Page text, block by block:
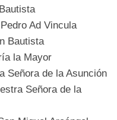
Ad Vincula
Bautista
la Mayor
Señora de la Asunción
Señora de la